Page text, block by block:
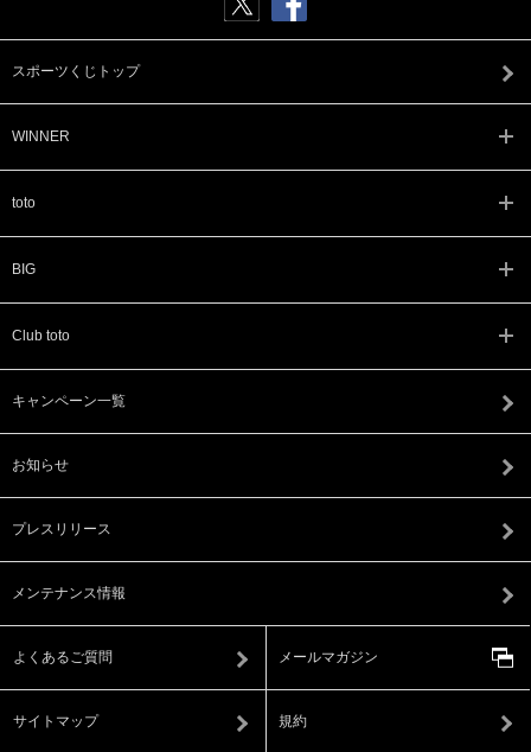
スポーツくじトップ
WINNER
toto
BIG
Club toto
キャンペーン一覧
お知らせ
プレスリリース
メンテナンス情報
よくあるご質問 メールマガジン
サイトマップ 規約